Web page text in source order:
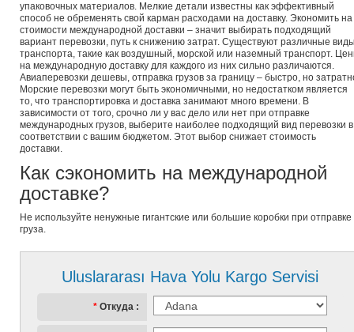
Uluslararası Hava Yolu Kargo Servisi
Откуда
упаковочных материалов. Мелкие детали известны как эффективный
способ не обременять свой карман расходами на доставку. Экономить на
стоимости международной доставки – значит выбирать подходящий
вариант перевозки, путь к снижению затрат. Существуют различные
транспорта, такие как воздушный, морской или наземный транспорт.
на международную доставку для каждого из них сильно различаются.
Авиаперевозки дешевы, отправка грузов за границу – быстро, но
Морские перевозки могут быть экономичными, но недостатком является
то, что транспортировка и доставка занимают много времени. В
зависимости от того, срочно ли у вас дело или нет при отправке
международных грузов, выберите наиболее подходящий вид перевозки в
соответствии с вашим бюджетом. Этот выбор снижает стоимость
доставки.
Как сэкономить на международной
доставке?
Не используйте ненужные гигантские или большие коробки при отправке
груза.